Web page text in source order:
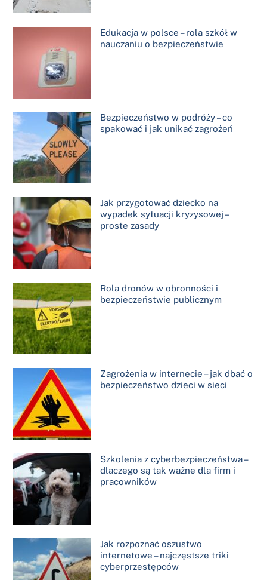
Edukacja w polsce – rola szkół w
nauczaniu o bezpieczeństwie
Bezpieczeństwo w podróży – co
spakować i jak unikać zagrożeń
Jak przygotować dziecko na
wypadek sytuacji kryzysowej –
proste zasady
Rola dronów w obronności i
bezpieczeństwie publicznym
Zagrożenia w internecie – jak dbać o
bezpieczeństwo dzieci w sieci
Szkolenia z cyberbezpieczeństwa –
dlaczego są tak ważne dla firm i
pracowników
Jak rozpoznać oszustwo
internetowe – najczęstsze triki
cyberprzestępców